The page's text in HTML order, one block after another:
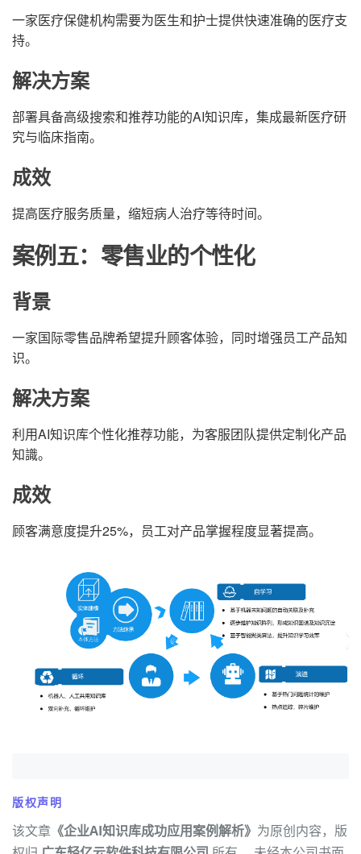
一家医疗保健机构需要为医生和护士提供快速准确的医疗支
持。
解决方案
部署具备高级搜索和推荐功能的AI知识库，集成最新医疗研
究与临床指南。
成效
提高医疗服务质量，缩短病人治疗等待时间。
案例五：零售业的个性化
背景
一家国际零售品牌希望提升顾客体验，同时增强员工产品知
识。
解决方案
利用AI知识库个性化推荐功能，为客服团队提供定制化产品
知識。
成效
顾客满意度提升25%，员工对产品掌握程度显著提高。
版权声明
该文章 《企业AI知识库成功应用案例解析》 为原创内容，版